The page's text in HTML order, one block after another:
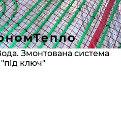
Змонтована система
ключ"